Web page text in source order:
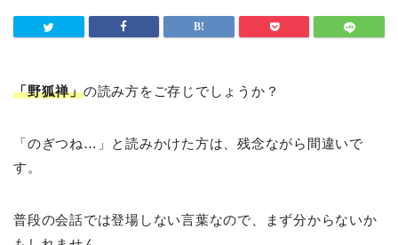
「野狐禅」の読み方をご存じでしょうか？
「のぎつね…」と読みかけた方は、残念ながら間違いで
す。
普段の会話では登場しない言葉なので、まず分からないか